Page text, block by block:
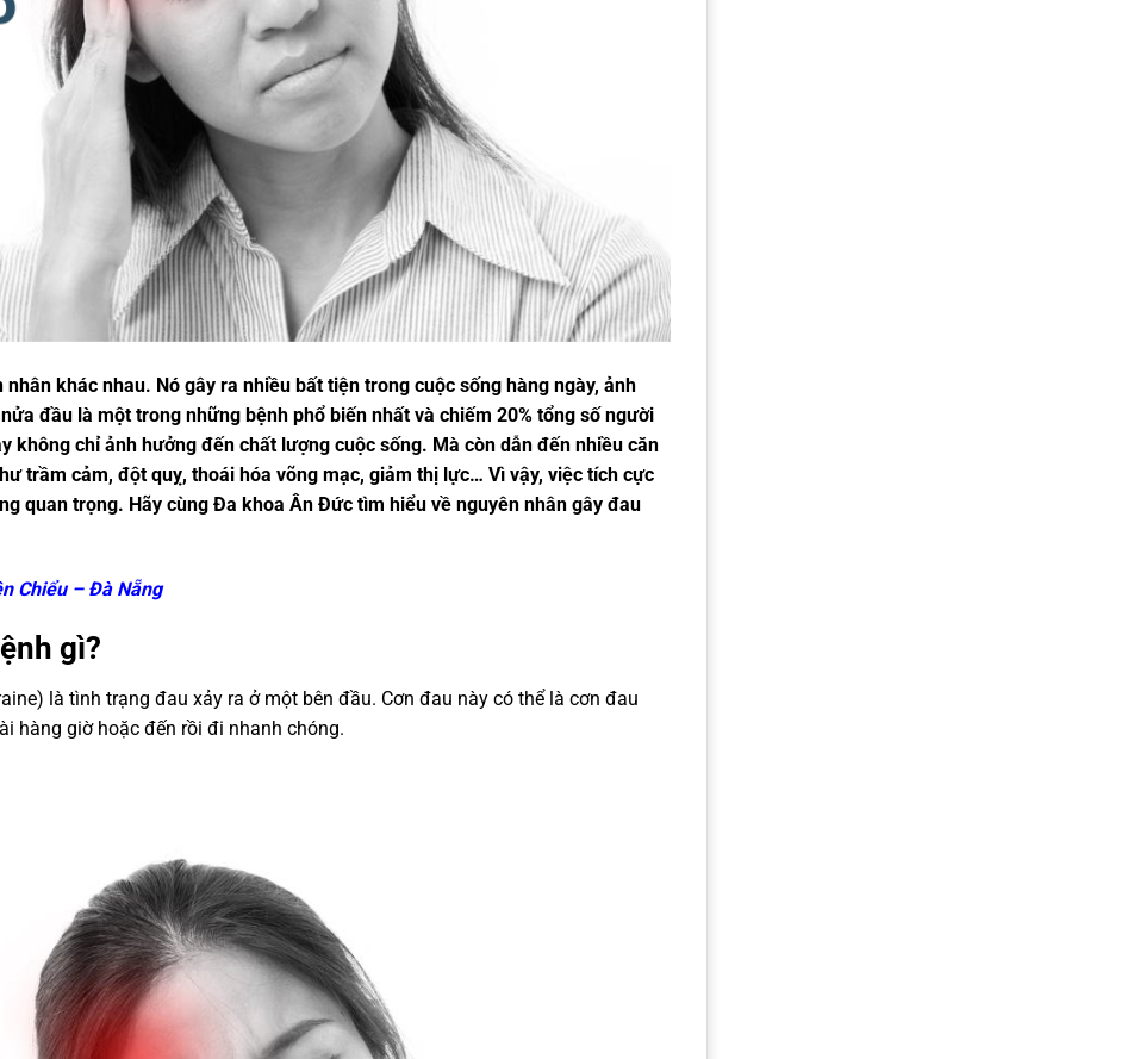
khác nhau. Nó gây ra nhiều bất tiện trong cuộc sống hàng ngày, ảnh
đầu là một trong những bệnh phổ biến nhất và chiếm 20% tổng số người
không chỉ ảnh hưởng đến chất lượng cuộc sống. Mà còn dẫn đến nhiều căn
trầm cảm, đột quỵ, thoái hóa võng mạc, giảm thị lực… Vì vậy, việc tích cực
quan trọng. Hãy cùng Đa khoa Ân Đức tìm hiểu về nguyên nhân gây đau
Chiểu – Đà Nẵng
gì?
là tình trạng đau xảy ra ở một bên đầu. Cơn đau này có thể là cơn đau
hàng giờ hoặc đến rồi đi nhanh chóng.